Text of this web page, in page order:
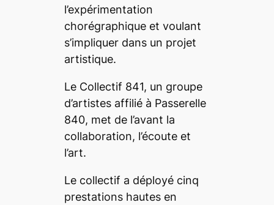
l’expérimentation
chorégraphique et voulant
s’impliquer dans un projet
artistique.
Le Collectif 841, un groupe
d’artistes affilié à Passerelle
840, met de l’avant la
collaboration, l’écoute et
l’art.
Le collectif a déployé cinq
prestations hautes en